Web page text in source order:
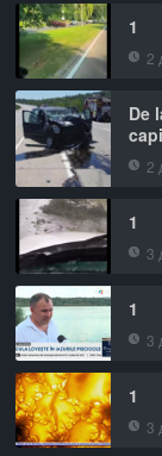
1
2
De
2
1
3
1
3
1
3